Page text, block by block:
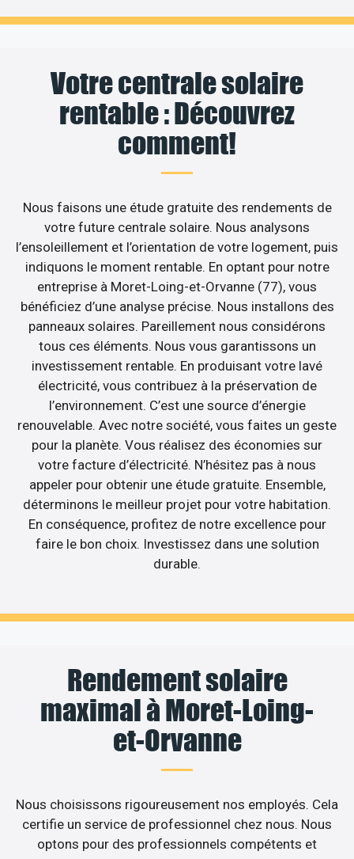
Votre centrale solaire
rentable : Découvrez
comment!
Nous faisons une étude gratuite des rendements de
votre future centrale solaire. Nous analysons
l’ensoleillement et l’orientation de votre logement, puis
indiquons le moment rentable. En optant pour notre
entreprise à Moret-Loing-et-Orvanne (77), vous
bénéficiez d’une analyse précise. Nous installons des
panneaux solaires. Pareillement nous considérons
tous ces éléments. Nous vous garantissons un
investissement rentable. En produisant votre lavé
électricité, vous contribuez à la préservation de
l’environnement. C’est une source d’énergie
renouvelable. Avec notre société, vous faites un geste
pour la planète. Vous réalisez des économies sur
votre facture d’électricité. N’hésitez pas à nous
appeler pour obtenir une étude gratuite. Ensemble,
déterminons le meilleur projet pour votre habitation.
En conséquence, profitez de notre excellence pour
faire le bon choix. Investissez dans une solution
durable.
Rendement solaire
maximal à Moret-Loing-
et-Orvanne
Nous choisissons rigoureusement nos employés. Cela
certifie un service de professionnel chez nous. Nous
optons pour des professionnels compétents et